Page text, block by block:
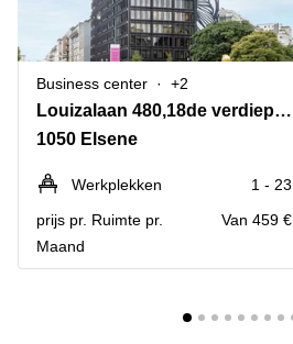
Business center +2
Louizalaan 480,18de verdieping
1050 Elsene
Werkplekken
1 - 23
prijs pr. Ruimte pr.
Maand
Van 459 €